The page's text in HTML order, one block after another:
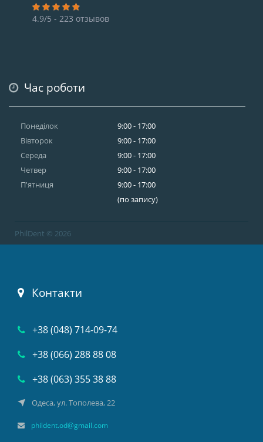
4.9/5 - 223 отзывов
Час роботи
Понеділок
Вівторок
Середа
Четвер
П'ятниця
9:00 - 17:00
9:00 - 17:00
9:00 - 17:00
9:00 - 17:00
9:00 - 17:00
(по запису)
PhilDent © 2026
Контакти
+38 (048) 714-09-74
+38 (066) 288 88 08
+38 (063) 355 38 88
Одеса, ул. Тополева, 22
phildent.od@gmail.com